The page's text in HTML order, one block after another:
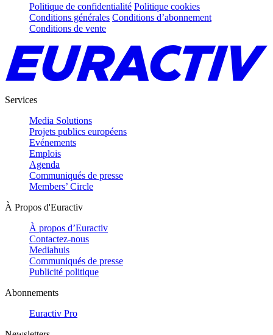
Politique de confidentialité Politique cookies
Conditions générales Conditions d’abonnement
Conditions de vente
Services
Media Solutions
Projets publics européens
Evénements
Emplois
Agenda
Communiqués de presse
Members’ Circle
À Propos d'Euractiv
À propos d’Euractiv
Contactez-nous
Mediahuis
Communiqués de presse
Publicité politique
Abonnements
Euractiv Pro